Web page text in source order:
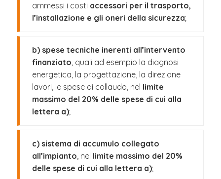
ammessi i costi accessori per il trasporto,
l’installazione e gli oneri della sicurezza;
b) spese tecniche inerenti all’intervento
finanziato, quali ad esempio la diagnosi
energetica, la progettazione, la direzione
lavori, le spese di collaudo, nel limite
massimo del 20% delle spese di cui alla
lettera a);
c) sistema di accumulo collegato
all’impianto, nel limite massimo del 20%
delle spese di cui alla lettera a);